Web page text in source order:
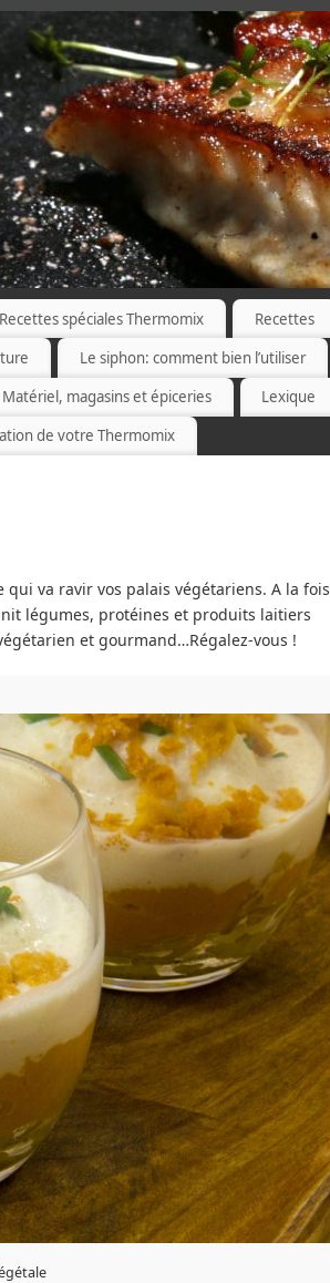
Recettes spéciales Thermomix Recettes
Le siphon: comment bien l’utiliser
Matériel, magasins et épiceries Lexique
de votre Thermomix
va ravir vos palais végétariens. A la fois
légumes, protéines et produits laitiers
et gourmand…Régalez-vous !